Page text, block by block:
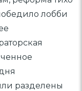
лобби
разделены